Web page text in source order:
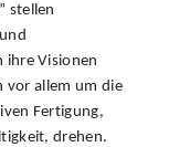
stellen
ihre Visionen
vor allem um die
Fertigung,
drehen.